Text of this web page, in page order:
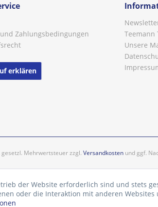
Zahlungsbedingungen
erklären
Teemann
Unsere
Mehrwertsteuer zzgl. Versandkostenund ggf.
der Website erforderlich sind und stets
oder die Interaktion mit anderen